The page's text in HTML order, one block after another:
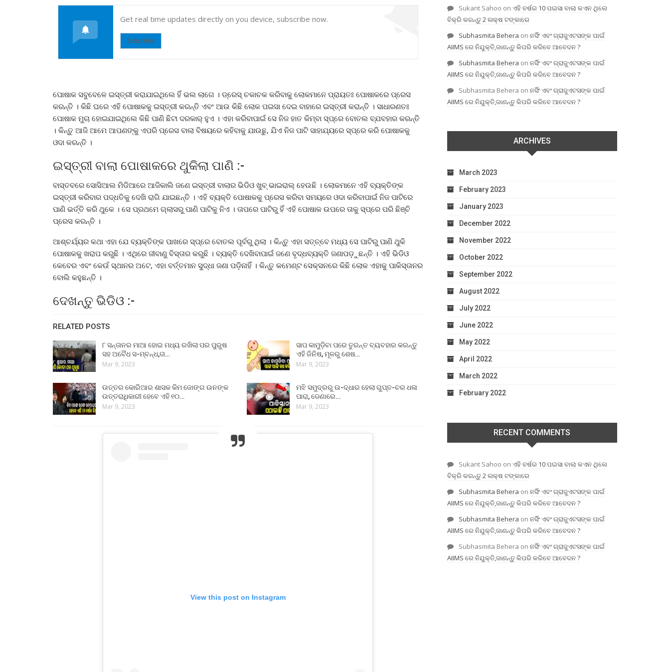
Get real time updates directly on you device, subscribe now.
Subscribe
ପୋଷାକ ସବୁବେଳେ ଇସ୍ତ୍ରୀ କରାଯାଇଥିଲେ ହିଁ ଭଲ ଲାଗେ । ଡ୍ରେସ୍ ଚକାଚକ କରିବାକୁ ଲୋକମାନେ ପ୍ରାୟତଃ ପୋଷାକରେ ପ୍ରେସ
କରନ୍ତି । କିଛି ଘରେ ଏହି ପୋଷାକକୁ ଇସ୍ତ୍ରୀ କରନ୍ତି ଏବଂ ଆଉ କିଛି ଲୋକ ପଇସା ଦେଇ ବାହାରେ ଇସ୍ତ୍ରୀ କରାନ୍ତି । ସାଧାରଣତଃ
ପୋଷାକ ମୁଚା ହୋଇଯାଇଥିଲେ କିଛି ପାଣି ଛିଟା ଦରକାର୍ ହୁଏ । ଏହା କରିବାପାଇଁ ସେ ନିଜ ହାତ କିମ୍ବା ସ୍ପ୍ରେ ବୋତଲ ବ୍ଯବହାର କରନ୍ତି
। କିନ୍ତୁ ଆଜି ଆମେ ଆପଣଙ୍କୁ ଏପରି ପ୍ରେସ ବାଲା ବିଷୟରେ କହିବାକୁ ଯାଉଛୁ, ଯିଏ ନିଜ ପାଟି ସାହାଯ୍ୟରେ ସ୍ପ୍ରେ କରି ପୋଷାକକୁ
ଓଦା କରନ୍ତି ।
ଇସ୍ତ୍ରୀ ବାଲା ପୋଷାକରେ ଥୁକିଲା ପାଣି :-
ବାସ୍ତବରେ ସୋସିଆଲ ମିଡିଆରେ ଆଜିକାଲି ଜଣେ ଇସ୍ତ୍ରୀ ବାଲାର ଭିଡିଓ ଖୁବ୍ ଭାଇରାଲ୍ ହେଉଛି । ଲୋକମାନେ ଏହି ବ୍ୟକ୍ତିଙ୍କ
ଇସ୍ତ୍ରୀ କରିବାର ପଦ୍ଧତିକୁ ଦେଖି ରାଗି ଯାଇଛନ୍ତି । ଏହି ବ୍ୟକ୍ତି ପୋଷାକକୁ ପ୍ରେସ କରିବା ସମୟରେ ଓଦା କରିବାପାଇଁ ନିଜ ପାଟିରେ
ପାଣି ଭର୍ତ୍ତି କରି ଥୁକେ । ସେ ପ୍ରଥମେ ଗ୍ଲାସରୁ ପାଣି ପାଟିକୁ ନିଏ । ତାପରେ ପାଟିରୁ ହିଁ ଏହି ପୋଷାକ ଉପରେ ତାକୁ ସ୍ପ୍ରେ ପରି ଛିଞ୍ଚି
ପ୍ରେସ କରନ୍ତି ।
ଆଶ୍ଚର୍ଯ୍ୟର କଥା ଏହା ଯେ ବ୍ୟକ୍ତିଙ୍କ ପାଖରେ ସ୍ପ୍ରେ ବୋତଲ ପୂର୍ବରୁ ଥିଲା । କିନ୍ତୁ ଏହା ସତ୍ତ୍ବେ ମଧ୍ୟ ସେ ପାଟିରୁ ପାଣି ଥୁକି
ପୋଷାକକୁ ଖରାପ କରୁଛି । ଏଥିରେ ଜୀବାଣୁ ବିସ୍ତାର କରୁଛି । ବ୍ୟକ୍ତି ଦେଖିବାପାଇଁ ଜଣେ ବୃଦ୍ଧବ୍ୟକ୍ତି ଜଣାପଡ଼ୁଛନ୍ତି । ଏହି ଭିଡିଓ
କେବେର ଏବଂ କେଉଁ ସ୍ଥାନର ଅଟେ, ଏହା ବର୍ତ୍ତମାନ ସୁଦ୍ଧା ଜଣା ପଡ଼ିନାହିଁ । କିନ୍ତୁ କମେଣ୍ଟ ସେକ୍ସନରେ କିଛି ଲୋକ ଏହାକୁ ପାକିସ୍ତାନର
ବୋଲି କହୁଛନ୍ତି ।
ଦେଖନ୍ତୁ ଭିଡିଓ :-
RELATED POSTS
୮ ସନ୍ତାନର ମାଆ ହୋଇ ମଧ୍ୟ ରଖିଲା ପର ପୁରୁଷ
ସହ ଅବୈଧ ସ-ମ୍ବନ୍ଧ,ତା…
Mar 9, 2023
ସାପ କାମୁଡ଼ିବା ପରେ ତୁରନ୍ତ ବ୍ୟବହାର କରନ୍ତୁ
ଏହି ଜିନିଷ, ମୂଳରୁ ଶେଷ…
Mar 9, 2023
ଉତ୍ତର କୋରିଆର ଶାସକ କିମ ଜୋଙ୍ଗ ଉନଙ୍କ
ଉତ୍ତରାଧିକାରୀ ହେବେ ଏହି ୧୦…
Mar 9, 2023
ମଝି ସମୁଦ୍ରରୁ ଉ-ଦ୍ଧାର ହେଲା ଗୁପ୍ତ-ଚର ଧଳା
ପାରା, ଡେଣାରେ…
Mar 9, 2023
View this post on Instagram
Sukant Sahoo on ଏହି ବର୍ଷର 10 ପଇସା ବାଲା କଏନ ଥିଲେ
ବିକ୍ରି କରନ୍ତୁ 2 ଲକ୍ଷ ଟଙ୍କାରେ
Subhasmita Behera on ନର୍ସିଂ ଏବଂ ଗ୍ରାଜୁଏଟସଙ୍କ ପାଇଁ
AIIMS ରେ ନିଯୁକ୍ତି,ଜାଣନ୍ତୁ କିପରି କରିବେ ଆବେଦନ ?
Subhasmita Behera on ନର୍ସିଂ ଏବଂ ଗ୍ରାଜୁଏଟସଙ୍କ ପାଇଁ
AIIMS ରେ ନିଯୁକ୍ତି,ଜାଣନ୍ତୁ କିପରି କରିବେ ଆବେଦନ ?
Subhasmita Behera on ନର୍ସିଂ ଏବଂ ଗ୍ରାଜୁଏଟସଙ୍କ ପାଇଁ
AIIMS ରେ ନିଯୁକ୍ତି,ଜାଣନ୍ତୁ କିପରି କରିବେ ଆବେଦନ ?
ARCHIVES
March 2023
February 2023
January 2023
December 2022
November 2022
October 2022
September 2022
August 2022
July 2022
June 2022
May 2022
April 2022
March 2022
February 2022
RECENT COMMENTS
Sukant Sahoo on ଏହି ବର୍ଷର 10 ପଇସା ବାଲା କଏନ ଥିଲେ
ବିକ୍ରି କରନ୍ତୁ 2 ଲକ୍ଷ ଟଙ୍କାରେ
Subhasmita Behera on ନର୍ସିଂ ଏବଂ ଗ୍ରାଜୁଏଟସଙ୍କ ପାଇଁ
AIIMS ରେ ନିଯୁକ୍ତି,ଜାଣନ୍ତୁ କିପରି କରିବେ ଆବେଦନ ?
Subhasmita Behera on ନର୍ସିଂ ଏବଂ ଗ୍ରାଜୁଏଟସଙ୍କ ପାଇଁ
AIIMS ରେ ନିଯୁକ୍ତି,ଜାଣନ୍ତୁ କିପରି କରିବେ ଆବେଦନ ?
Subhasmita Behera on ନର୍ସିଂ ଏବଂ ଗ୍ରାଜୁଏଟସଙ୍କ ପାଇଁ
AIIMS ରେ ନିଯୁକ୍ତି,ଜାଣନ୍ତୁ କିପରି କରିବେ ଆବେଦନ ?